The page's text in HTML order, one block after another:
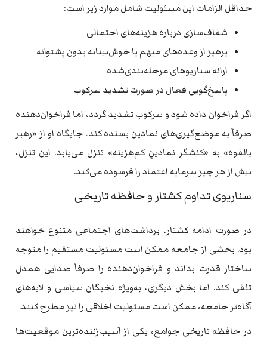
حداقل الزامات این مسئولیت شامل موارد زیر است:
شفاف‌سازی درباره هزینه‌های احتمالی
پرهیز از وعده‌های مبهم یا خوش‌بینانه بدون پشتوانه
ارائه سناریوهای مرحله‌بندی‌شده
پاسخ‌گویی فعال در صورت تشدید سرکوب
اگر فراخوان داده شود و سرکوب تشدید گردد، اما فراخوان‌دهنده
صرفاً به موضع‌گیری‌های نمادین بسنده کند، جایگاه او از «رهبر
بالقوه» به «کنشگر نمادینِ کم‌هزینه» تنزل می‌یابد. این تنزل،
بیش از هر چیز سرمایه اعتماد را فرسوده می‌کند.
سناریوی تداوم کشتار و حافظه تاریخی
در صورت ادامه کشتار، برداشت‌های اجتماعی متنوع خواهند
بود. بخشی از جامعه ممکن است مسئولیت مستقیم را متوجه
ساختار قدرت بداند و فراخوان‌دهنده را صرفاً صدایی همدل
تلقی کند. اما بخش دیگری، به‌ویژه نخبگان سیاسی و لایه‌های
آگاه‌تر جامعه، ممکن است مسئولیت اخلاقی را نیز مطرح کنند.
در حافظه تاریخی جوامع، یکی از آسیب‌زننده‌ترین موقعیت‌ها